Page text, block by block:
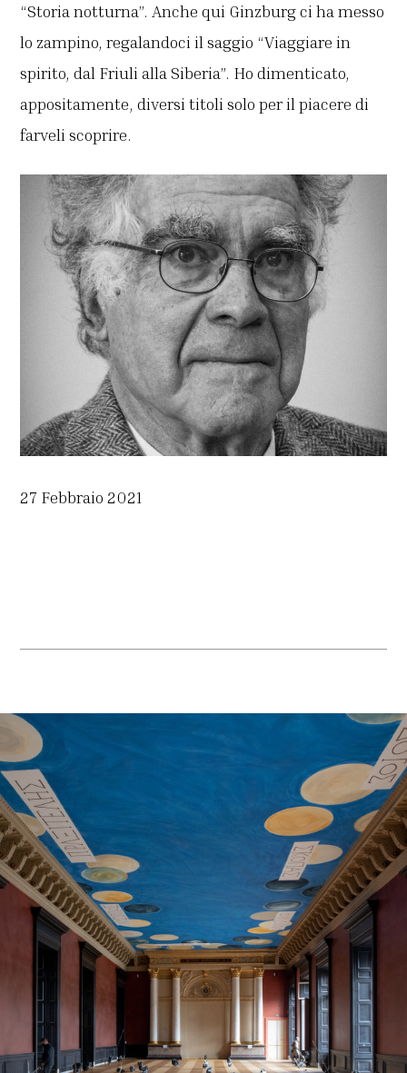
“Storia notturna”. Anche qui Ginzburg ci ha messo
lo zampino, regalandoci il saggio “Viaggiare in
spirito, dal Friuli alla Siberia”. Ho dimenticato,
appositamente, diversi titoli solo per il piacere di
farveli scoprire.
27 Febbraio 2021